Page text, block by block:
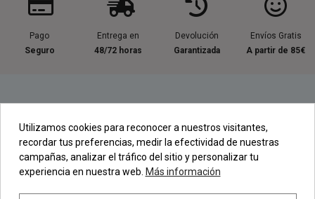
Pago
Seguro
Entrega en
48/72 horas
Devolución
Garantizada
Envíos Gratis
A partir de 85€
Contacta con nosotros
Regístrate en nuestra Newsletter
Utilizamos cookies para reconocer a nuestros visitantes,
recordar tus preferencias, medir la efectividad de nuestras
campañas, analizar el tráfico del sitio y personalizar tu
experiencia en nuestra web. Más información